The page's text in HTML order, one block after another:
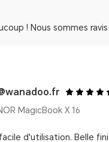
! Nous sommes
MagicBook X 16
d'utilisation. Belle